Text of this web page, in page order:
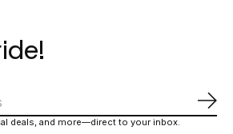
deals, and more—direct to your inbox.